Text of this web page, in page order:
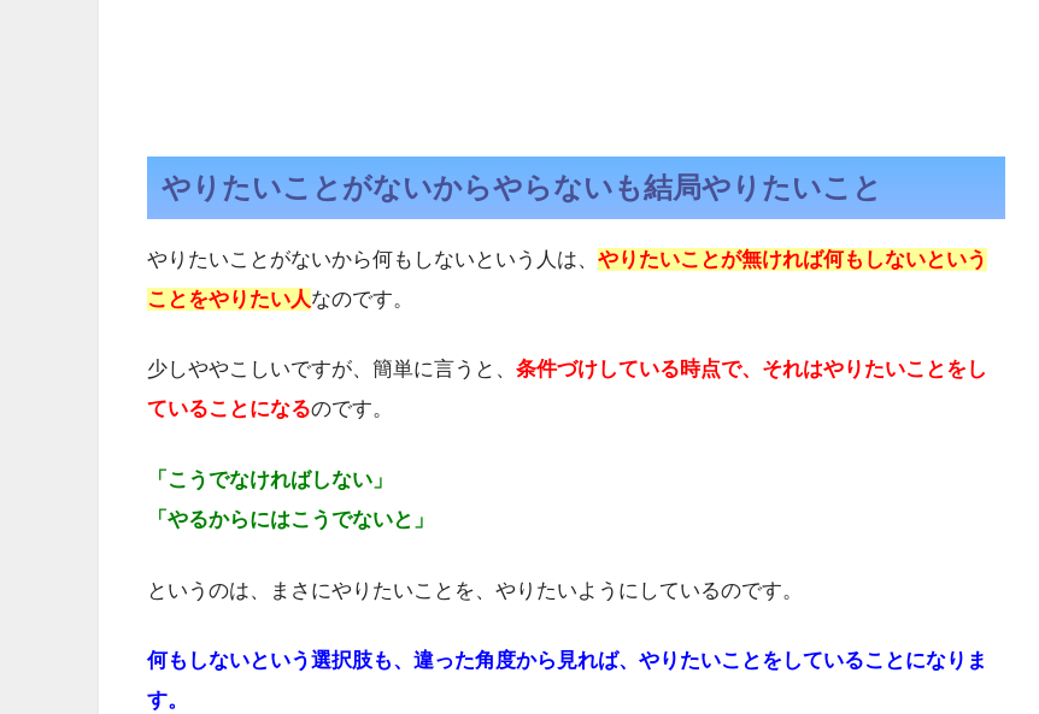
やりたいことがないからやらないも結局やりたいこと
やりたいことがないから何もしないという人は、 やりたいことが無ければ何もしないという
ことをやりたい人なのです。
少しややこしいですが、簡単に言うと、 条件づけしている時点で、それはやりたいことをし
ていることになるのです。
「こうでなければしない」
「やるからにはこうでないと」
というのは、まさにやりたいことを、やりたいようにしているのです。
何もしないという選択肢も、違った角度から見れば、やりたいことをしていることになりま
す。